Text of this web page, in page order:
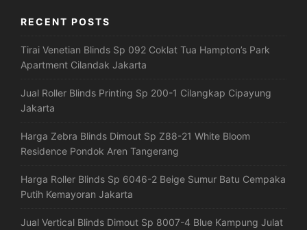
RECENT POSTS
Tirai Venetian Blinds Sp 092 Coklat Tua Hampton’s Park
Apartment Cilandak Jakarta
Jual Roller Blinds Printing Sp 200-1 Cilangkap Cipayung
Jakarta
Harga Zebra Blinds Dimout Sp Z88-21 White Bloom
Residence Pondok Aren Tangerang
Harga Roller Blinds Sp 6046-2 Beige Sumur Batu Cempaka
Putih Kemayoran Jakarta
Jual Vertical Blinds Dimout Sp 8007-4 Blue Kampung Julat